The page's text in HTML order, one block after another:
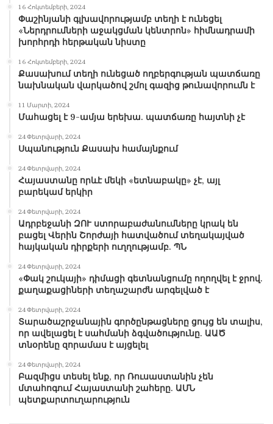
16 Հոկտեմբերի, 2024
Փաշինյանի գլխավորությամբ տեղի է ունեցել
«Ներդրումների աջակցման կենտրոն» հիմնադրամի
խորհրդի հերթական նիստը
16 Հոկտեմբերի, 2024
Քասախում տեղի ունեցած ողբերգության պատճառը
նախնական վարկածով շմոլ գազից թունավորումն է
11 Մարտի, 2024
Մահացել է 9-ամյա երեխա. պատճառը հայտնի չէ
24 Փետրվարի, 2024
Սպանություն Քասախ համայնքում
24 Փետրվարի, 2024
Հայաստանը որևէ մեկի «ետնաբակը» չէ, այլ
բարեկամ երկիր
24 Փետրվարի, 2024
Ադրբեջանի ԶՈՒ ստորաբաժանումները կրակ են
բացել Վերին Շորժայի հատվածում տեղակայված
հայկական դիրքերի ուղղությամբ. ՊՆ
24 Փետրվարի, 2024
«Փակ շուկայի» դիմացի գետնանցումը ողողվել է ջրով.
քաղաքացիների տեղաշարժն արգելված է
24 Փետրվարի, 2024
Տարածաշրջանային գործընթացները ցույց են տալիս,
որ ավելացել է սահմանի ձգվածությունը. ԱԱԾ
տնօրենը զորամաս է այցելել
24 Փետրվարի, 2024
Բազմիցս տեսել ենք, որ Ռուսաստանին չեն
մտահոգում Հայաստանի շահերը. ԱՄՆ
պետքարտուղարություն